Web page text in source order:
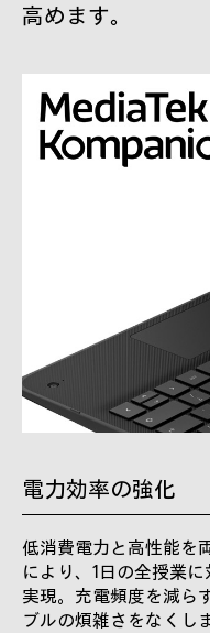
高めます。
電力効率の強化
低消費電力と高性能を
により、1日の全授業
実現。充電頻度を減ら
ブルの煩雑さをなくし